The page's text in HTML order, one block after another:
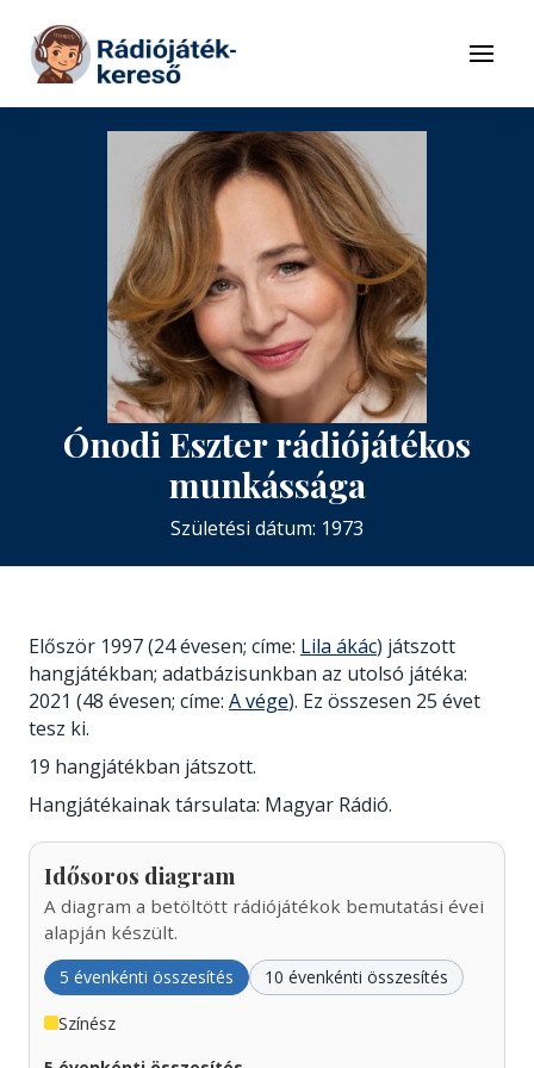
Tovább a tartalomhoz
Menü
Ónodi Eszter rádiójátékos
munkássága
Születési dátum: 1973
Először 1997 (24 évesen; címe: Lila ákác) játszott
hangjátékban; adatbázisunkban az utolsó játéka:
2021 (48 évesen; címe: A vége). Ez összesen 25 évet
tesz ki.
19 hangjátékban játszott.
Hangjátékainak társulata: Magyar Rádió.
Idősoros diagram
A diagram a betöltött rádiójátékok bemutatási évei
alapján készült.
5 évenkénti összesítés 10 évenkénti összesítés
Színész